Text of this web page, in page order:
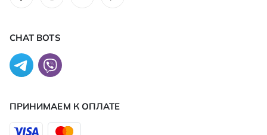
CHAT BOTS
ПРИНИМАЕМ К ОПЛАТЕ